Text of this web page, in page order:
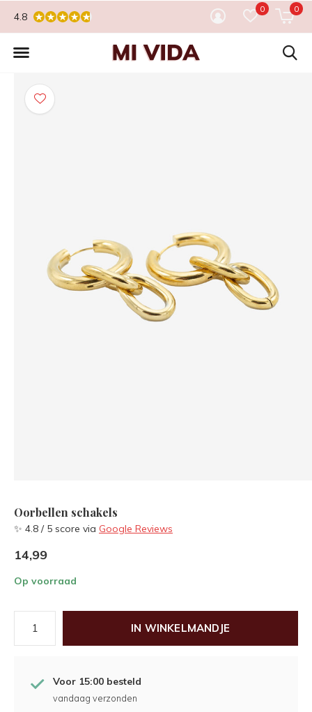
0 0
4.8
Oorbellen schakels
✨ 4.8 / 5 score via Google Reviews
14,99
Op voorraad
IN WINKELMANDJE
Voor 15:00 besteld
vandaag verzonden